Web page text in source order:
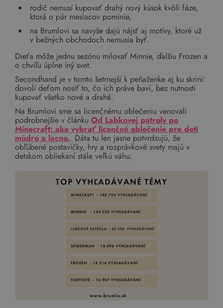
rodič nemusí kupovať drahý nový kúsok kvôli fáze,
ktorá o pár mesiacov pominie,
na Brumlovi sa navyše dajú nájsť aj motívy, ktoré už
v bežných obchodoch nemusia byť.
Dieťa môže jednu sezónu milovať Minnie, ďalšiu Frozen a
o chvíľu úplne iný svet.
Secondhand je v tomto šetrnejší k peňaženke aj ku skrini:
dovolí deťom nosiť to, čo ich práve baví, bez nutnosti
kupovať všetko nové a drahé.
Na Brumlovi sme sa licenčnému oblečeniu venovali
podrobnejšie v článku Od Labkovej patroly po
Minecraft: ako vybrať licenčné oblečenie pre deti
múdro a lacno.. Dáta tu len jasne potvrdzujú, že
obľúbené postavičky, hry a rozprávkové svety majú v
detskom obliekaní stále veľkú váhu.